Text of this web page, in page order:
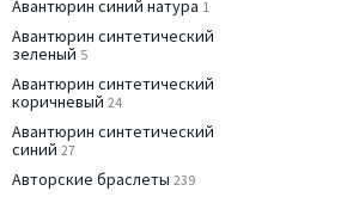
Авантюрин синий натура 1
Авантюрин синтетический
зеленый 5
Авантюрин синтетический
коричневый 24
Авантюрин синтетический
синий 27
Авторские браслеты 239